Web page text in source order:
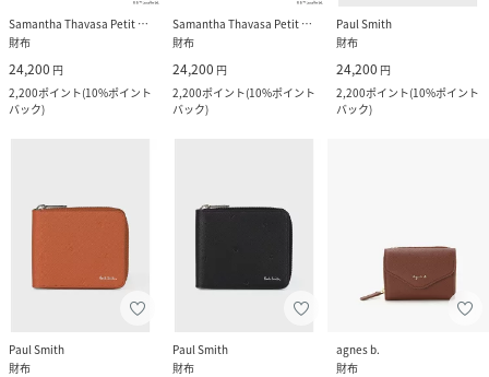
Samantha Thavasa Petit Choice
財布
24,200 円
2,200ポイント(10%ポイント
バック)
Samantha Thavasa Petit Choice
財布
24,200 円
2,200ポイント(10%ポイント
バック)
Paul Smith
財布
24,200 円
2,200ポイント(10%ポイント
バック)
Paul Smith
財布
Paul Smith
財布
agnes b.
財布